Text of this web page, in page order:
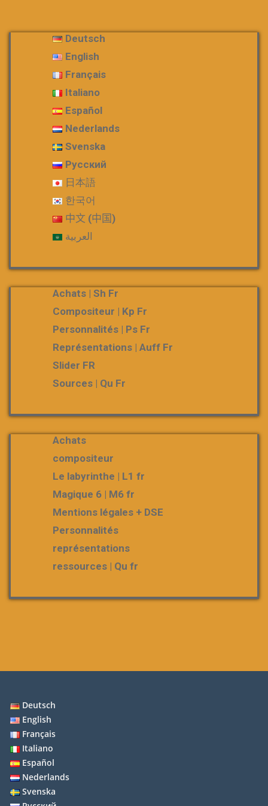
Deutsch
English
Français
Italiano
Español
Nederlands
Svenska
Русский
日本語
한국어
中文 (中国)
العربية
Achats | Sh Fr
Compositeur | Kp Fr
Personnalités | Ps Fr
Représentations | Auff Fr
Slider FR
Sources | Qu Fr
Achats
compositeur
Le labyrinthe | L1 fr
Magique 6 | M6 fr
Mentions légales + DSE
Personnalités
représentations
ressources | Qu fr
Deutsch
English
Français
Italiano
Español
Nederlands
Svenska